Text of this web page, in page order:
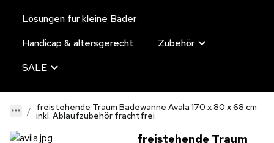
Lösungen für kleine Bäder
Handicap & altersgerecht
Zubehör
SALE
freistehende Traum Badewanne Avala 170 x 80 x 68 cm
inkl. Ablaufzubehör frachtfrei
freistehende Traum